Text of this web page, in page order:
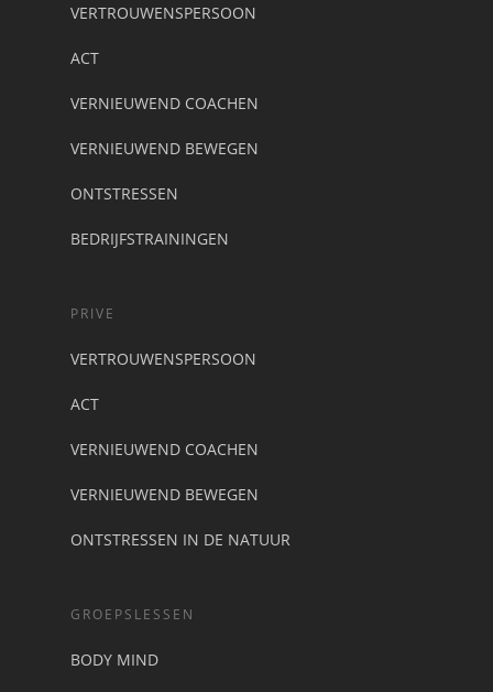
VERTROUWENSPERSOON
ACT
VERNIEUWEND COACHEN
VERNIEUWEND BEWEGEN
ONTSTRESSEN
BEDRIJFSTRAININGEN
PRIVE
VERTROUWENSPERSOON
ACT
VERNIEUWEND COACHEN
VERNIEUWEND BEWEGEN
ONTSTRESSEN IN DE NATUUR
GROEPSLESSEN
BODY MIND